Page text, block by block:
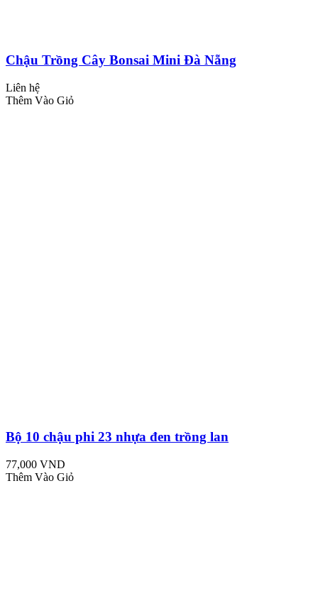
Chậu Trồng Cây Bonsai Mini Đà Nẵng
Liên hệ
Thêm Vào Giỏ
Bộ 10 chậu phi 23 nhựa đen trồng lan
77,000 VND
Thêm Vào Giỏ